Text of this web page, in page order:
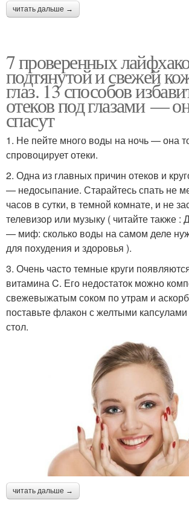
читать дальше →
7 проверенных
подтянутой и свежей
глаз. 13 способов
отеков под глазами —
спасут
1. Не пейте много воды на ночь — она
спровоцирует отеки.
2. Одна из главных причин отеков и
— недосыпание. Старайтесь спать не
часов в сутки, в темной комнате, и не
телевизор или музыку ( читайте также :
— миф: сколько воды на самом деле
для похудения и здоровья ).
3. Очень часто темные круги
витамина C. Его недостаток можно
свежевыжатым соком по утрам и
поставьте флакон с желтыми
стол.
читать дальше →